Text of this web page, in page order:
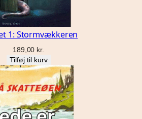
1: Stormvækkeren
189,00 kr.
Tilføj til kurv